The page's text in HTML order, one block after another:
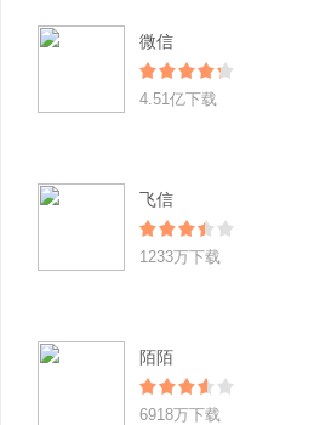
微信
4.51亿下载
飞信
1233万下载
陌陌
6918万下载